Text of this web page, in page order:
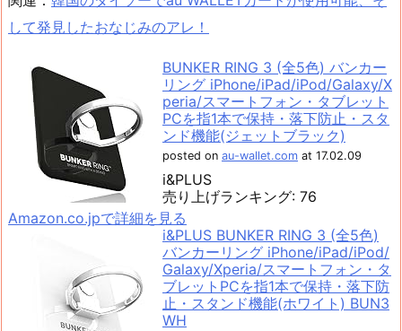
して発見したおなじみのアレ！
BUNKER RING 3 (全5色) バンカー
リング iPhone/iPad/iPod/Galaxy/X
peria/スマートフォン・タブレット
PCを指1本で保持・落下防止・スタ
ンド機能(ジェットブラック)
posted on au-wallet.com at 17.02.09
i&PLUS
売り上げランキング: 76
Amazon.co.jpで詳細を見る
i&PLUS BUNKER RING 3 (全5色)
バンカーリング iPhone/iPad/iPod/
Galaxy/Xperia/スマートフォン・タ
ブレットPCを指1本で保持・落下防
止・スタンド機能(ホワイト) BUN3
WH